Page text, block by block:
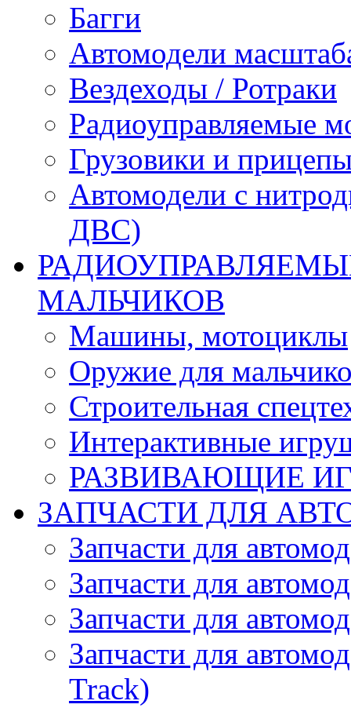
Багги
Автомодели
Вездеходы / Ротраки
Радиоуправляемые
Грузовики и
Автомодели с
ДВС)
МАЛЬЧИКОВ
Машины, мотоциклы
Оружие для
Строительная
Интерактивные
РАЗВИВАЮЩИЕ
ЗАПЧАСТИ ДЛЯ
Запчасти для
Запчасти для
Запчасти для
Запчасти для
Track)